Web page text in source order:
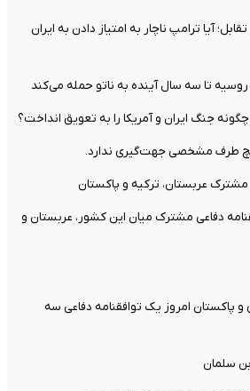
آیا ترامپ ناچار به امتیاز دادن به ایران
روسیه تا سه سال آینده به ناتو حمله می‌کند
جنگ ایران و آمریکا را به تعویق انداخت؟
طرف مشخصی جهت‌گیری ندارد.
مشترک عربستان، ترکیه و پاکستان
دفاعی مشترک میان این کشور، عربستان و
پاکستان امروز یک توافقنامه دفاعی سه
سلمان